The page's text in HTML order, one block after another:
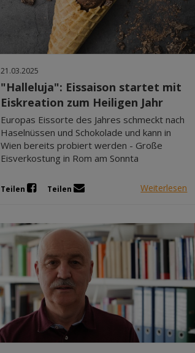
21.03.2025
"Halleluja": Eissaison startet mit
Eiskreation zum Heiligen Jahr
Europas Eissorte des Jahres schmeckt nach
Haselnüssen und Schokolade und kann in
Wien bereits probiert werden - Große
Eisverkostung in Rom am Sonnta
Teilen Teilen Weiterlesen